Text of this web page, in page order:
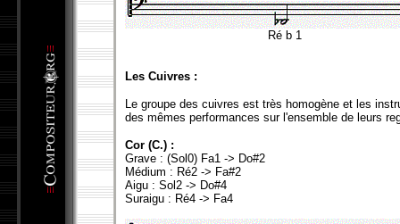
Ré b
Les Cuivres :
Le groupe des cuivres est très homogène et les
des mêmes performances sur l'ensemble de leurs
Cor (C.) :
Grave : (Sol0) Fa1 -> Do#2
Médium : Ré2 -> Fa#2
Aigu : Sol2 -> Do#4
Suraigu : Ré4 -> Fa4